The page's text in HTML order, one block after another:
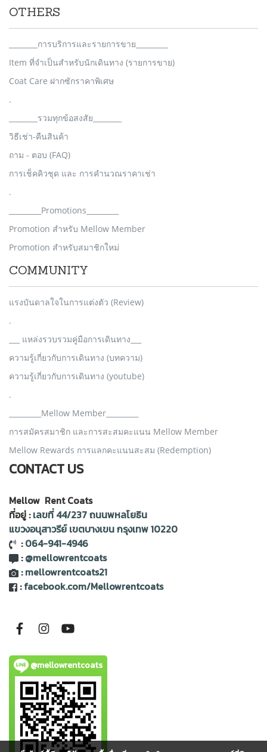
OTHERS
________การบริการและรายการขาย_________
Item ที่จำเป็นสำหรับนักเดินทาง (รายการขาย)
Coat Care ฝากซักราคาพิเศษ
.
________รวมทุกข้อสงสัย________
วิธีเช่า-คืนสินค้า
ถาม - ตอบ (FAQ)
การเช็คคิวชุด และ การคำนวณราคาเช่า
.
_________Promotions_________
Promotion สำหรับ Mellow Member
Promotion สำหรับสมาชิกใหม่
COMMUNITY
แรงบันดาลใจในการแต่งตัว (Review)
.
___ แหล่งรวบรวมคู่มือการเดินทาง___
ความรู้เกี่ยวกับการเดินทาง (บทความ)
ความรู้เกี่ยวกับการเดินทาง (youtube)
.
_________Mellow Member_________
การสมัครสมาชิก และการสะสมคะแนน Mellow Member
Mellow Rewards การแลกคะแนนสะสม (Redemption)
CONTACT US
Mellow Rent Coats
ที่อยู่ :เลขที่ 44/237 ถนนพหลโยธิน
แขวงอนุสาวรีย์ เขตบางเขน กรุงเทพ 10220
:064-941-4946
:@mellowrentcoats
:mellowrentcoats21
:facebook.com/Mellowrentcoats
@mellowrentcoats